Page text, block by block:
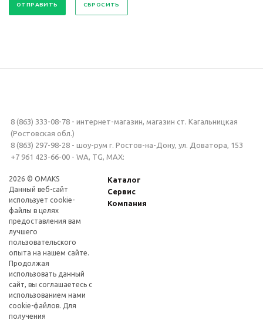
СБРОСИТЬ
8 (863) 333-08-78 - интернет-магазин, магазин ст. Кагальницкая
(Ростовская обл.)
8 (863) 297-98-28 - шоу-рум г. Ростов-на-Дону, ул. Доватора, 153
+7 961 423-66-00 - WA, TG, MAX:
2026 © OMAKS
Данный веб-сайт
использует cookie-
файлы в целях
предоставления вам
лучшего
пользовательского
опыта на нашем сайте.
Продолжая
использовать данный
сайт, вы соглашаетесь с
использованием нами
cookie-файлов. Для
получения
Каталог
Сервис
Компания